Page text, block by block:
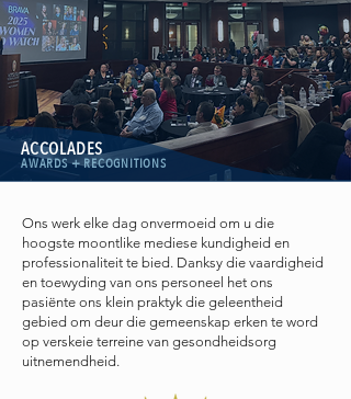
ACCOLADES
AWARDS + RECOGNITIONS
Ons werk elke dag onvermoeid om u die
hoogste moontlike mediese kundigheid en
professionaliteit te bied. Danksy die vaardigheid
en toewyding van ons personeel het ons
pasiënte ons klein praktyk die geleentheid
gebied om deur die gemeenskap erken te word
op verskeie terreine van gesondheidsorg
uitnemendheid.